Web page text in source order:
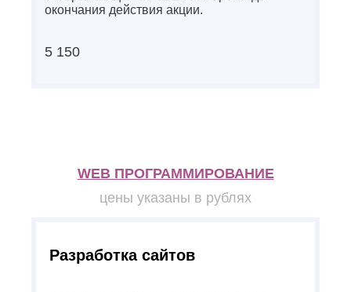
окончания действия акции.
5 150
WEB ПРОГРАММИРОВАНИЕ
цены указаны в рублях
Разработка сайтов